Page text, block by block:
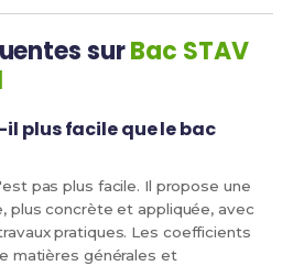
surBac STAV
il plus facile que le bac
pas plus facile. Il propose une
plus concrète et appliquée, avec
pratiques. Les coefficients
matières générales et